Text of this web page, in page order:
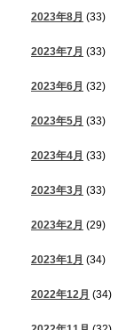
2023年8月 (33)
2023年7月 (33)
2023年6月 (32)
2023年5月 (33)
2023年4月 (33)
2023年3月 (33)
2023年2月 (29)
2023年1月 (34)
2022年12月 (34)